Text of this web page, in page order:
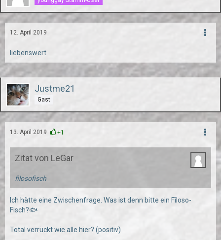
12. April 2019
liebenswert
Justme21
Gast
13. April 2019 +1
Zitat von LeGar
filosofisch
Ich hätte eine Zwischenfrage. Was ist denn bitte ein Filoso-
Fisch?🐟
Total verrückt wie alle hier? (positiv)